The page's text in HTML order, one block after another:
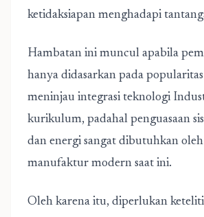
ketidaksiapan menghadapi
Hambatan ini muncul apabila
hanya didasarkan pada
meninjau integrasi teknologi
kurikulum, padahal penguasaan
dan energi sangat dibutuhkan
manufaktur modern saat ini.
Oleh karena itu, diperlukan